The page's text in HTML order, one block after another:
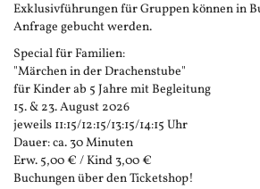
Exklusivführungen für Gruppen können in
Anfrage gebucht werden.
Special für Familien:
"Märchen in der Drachenstube"
für Kinder ab 5 Jahre mit Begleitung
15. & 23. August 2026
jeweils 11:15/12:15/13:15/14:15 Uhr
Dauer: ca. 30 Minuten
Erw. 5,00 € / Kind 3,00 €
Buchungen über den Ticketshop!